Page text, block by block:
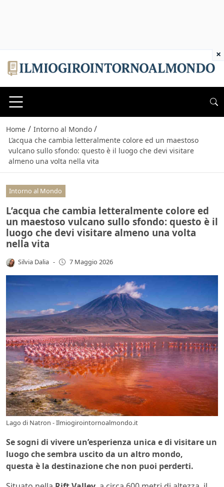
Home / Intorno al Mondo /
L’acqua che cambia letteralmente colore ed un maestoso
vulcano sullo sfondo: questo è il luogo che devi visitare
almeno una volta nella vita
Intorno al Mondo
L’acqua che cambia letteralmente colore ed
un maestoso vulcano sullo sfondo: questo è il
luogo che devi visitare almeno una volta
nella vita
Silvia Dalia - 7 Maggio 2026
Lago di Natron - Ilmiogirointornoalmondo.it
Se sogni di vivere un’esperienza unica e di visitare un
luogo che sembra uscito da un altro mondo,
questa è la destinazione che non puoi perderti.
×